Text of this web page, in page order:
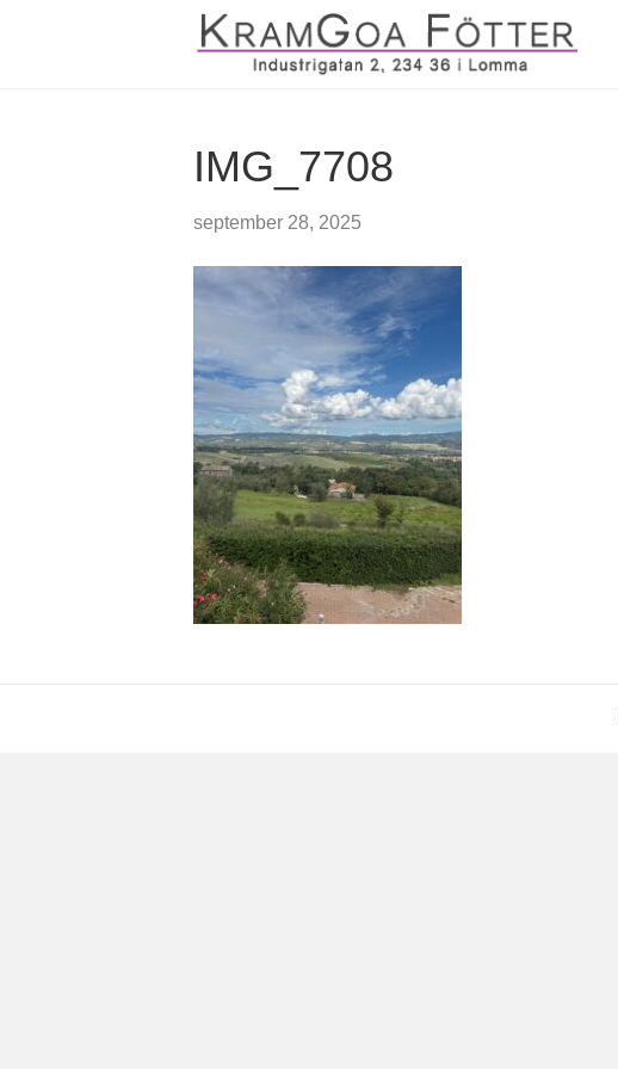
IMG_7708
september 28, 2025